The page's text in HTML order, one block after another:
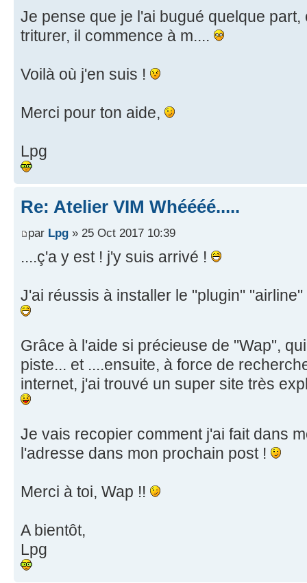
Je pense que je l'ai bugué quelque
triturer, il commence à m....
Voilà où j'en suis !
Merci pour ton aide,
Lpg
Re: Atelier VIM Whéééé.....
par Lpg » 25 Oct 2017 10:39
....ç'a y est ! j'y suis arrivé !
J'ai réussis à installer le "plugin"
Grâce à l'aide si précieuse de "Wap",
piste... et ....ensuite, à force de
internet, j'ai trouvé un super site très
Je vais recopier comment j'ai fait dans
l'adresse dans mon prochain post !
Merci à toi, Wap !!
A bientôt,
Lpg